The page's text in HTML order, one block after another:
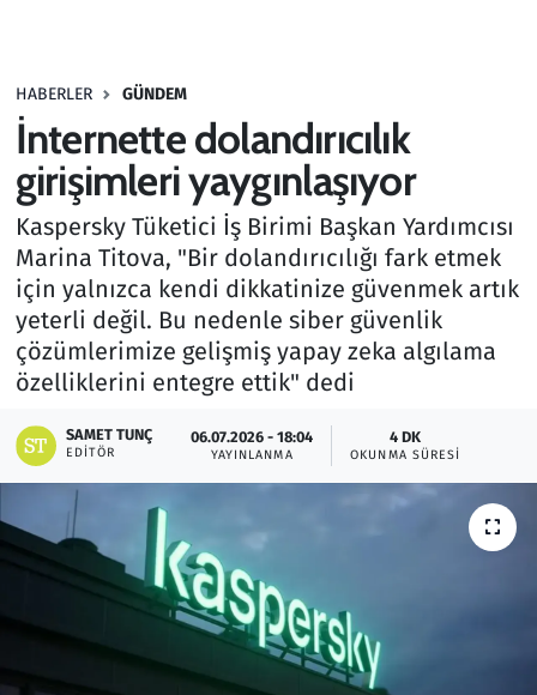
HABERLER GÜNDEM
İnternette dolandırıcılık
girişimleri yaygınlaşıyor
Kaspersky Tüketici İş Birimi Başkan Yardımcısı
Marina Titova, "Bir dolandırıcılığı fark etmek
için yalnızca kendi dikkatinize güvenmek artık
yeterli değil. Bu nedenle siber güvenlik
çözümlerimize gelişmiş yapay zeka algılama
özelliklerini entegre ettik" dedi
SAMET TUNÇ
EDITÖR
06.07.2026 - 18:04
YAYINLANMA
4 DK
OKUNMA SÜRESI
Haber
Kültür Sanat
Kurumsal Haberler
Lezzet Durağı
Memur ve Kamu
Ramazan
Resmi İlanlar
Rüya Tabirleri